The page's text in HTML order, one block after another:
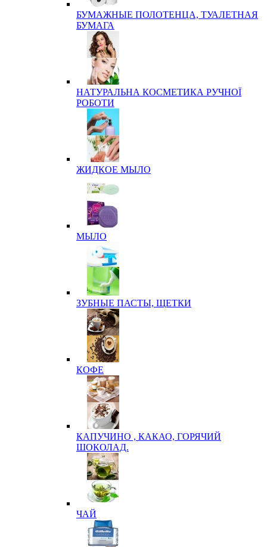
БУМАЖНЫЕ ПОЛОТЕНЦА, ТУАЛЕТНАЯ
БУМАГА
НАТУРАЛЬНА КОСМЕТИКА РУЧНОЇ
РОБОТИ
ЖИДКОЕ МЫЛО
МЫЛО
ЗУБНЫЕ ПАСТЫ, ЩЕТКИ
КОФЕ
КАПУЧИНО , КАКАО, ГОРЯЧИЙ
ШОКОЛАД.
ЧАЙ